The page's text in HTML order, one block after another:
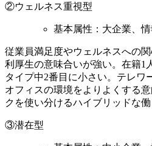
②ウェルネス重視型
基本属性：大企業、
従業員満足度やウェルネスへの
利厚生の意味合いが強い。在籍1
タイプ中2番目に小さい。テレワ
オフィスの環境をよりよくする
クを使い分けるハイブリッドな
③潜在型